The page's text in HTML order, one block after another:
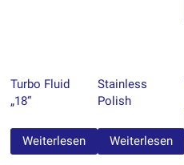
Turbo Fluid
„18“
Weiterlesen
Stainless
Polish
Weiterlesen